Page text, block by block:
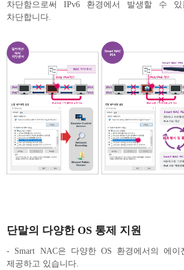
차단함으로써 IPv6 환경에서 발생할 수 있
차단합니다.
단말의 다양한 OS 통제 지원
- Smart NAC은 다양한 OS 환경에서의 에
제공하고 있습니다.